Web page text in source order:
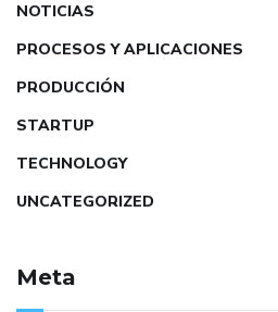
NOTICIAS
PROCESOS Y APLICACIONES
PRODUCCIÓN
STARTUP
TECHNOLOGY
UNCATEGORIZED
Meta